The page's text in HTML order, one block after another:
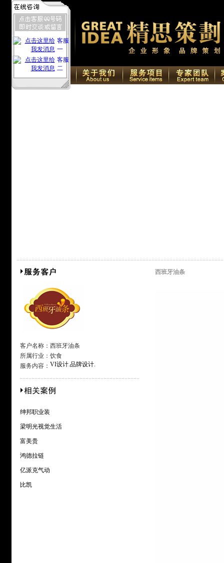
客服
一
客服
二
客户名称： 西班牙油条
所属行业： 饮食
服务内容： VI设计.品牌设计.
绅邦职业装
梁明光视觉生活
富美贵
鸿德拉链
亿派克气动
比凯
西班牙油条